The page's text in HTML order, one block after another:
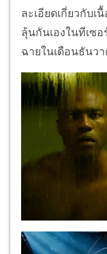
ละเอียดเกี่ยวกับ
ลุ้นกันเองในทีเซ
ฉายในเดือนธันว